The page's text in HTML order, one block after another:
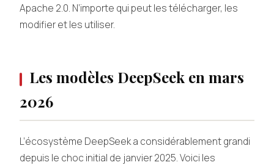
Apache 2.0. N’importe qui peut les télécharger, les
modifier et les utiliser.
Les modèles DeepSeek en mars
2026
L’écosystème DeepSeek a considérablement grandi
depuis le choc initial de janvier 2025. Voici les